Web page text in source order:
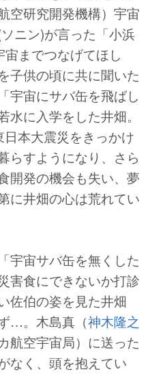
空研究開発機構）宇宙
ニン)が言った「小浜
宙までつなげてほし
子供の頃に共に聞いた
宇宙にサバ缶を飛ばし
に入学をした井畑。
本大震災をきっかけ
らすようになり、さら
開発の機会も失い、夢
に井畑の心は荒れてい
宇宙サバ缶を無くした
害食にできないか打診
佐伯の姿を見た井畑
…。木島真（神木隆之
航空宇宙局）に送った
なく、頭を抱えてい